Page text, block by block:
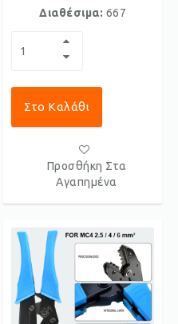
Διαθέσιμα: 667
Στο Καλάθι
Προσθήκη Στα
Αγαπημένα